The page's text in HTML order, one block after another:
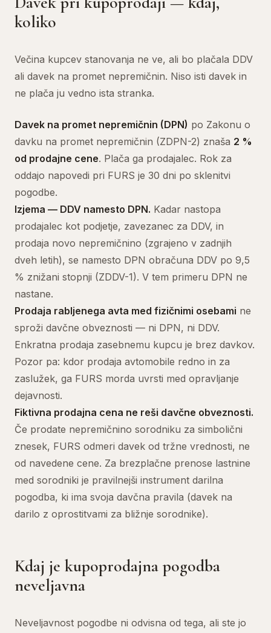
koliko
Večina kupcev stanovanja ne ve, ali bo plačala DDV
ali davek na promet nepremičnin. Niso isti davek in
ne plača ju vedno ista stranka.
Davek na promet nepremičnin (DPN) po Zakonu o
davku na promet nepremičnin (ZDPN-2) znaša 2 %
od prodajne cene. Plača ga prodajalec. Rok za
oddajo napovedi pri FURS je 30 dni po sklenitvi
pogodbe.
Izjema — DDV namesto DPN. Kadar nastopa
prodajalec kot podjetje, zavezanec za DDV, in
prodaja novo nepremičnino (zgrajeno v zadnjih
dveh letih), se namesto DPN obračuna DDV po 9,5
% znižani stopnji (ZDDV-1). V tem primeru DPN ne
nastane.
Prodaja rabljenega avta med fizičnimi osebami ne
sproži davčne obveznosti — ni DPN, ni DDV.
Enkratna prodaja zasebnemu kupcu je brez davkov.
Pozor pa: kdor prodaja avtomobile redno in za
zaslužek, ga FURS morda uvrsti med opravljanje
dejavnosti.
Fiktivna prodajna cena ne reši davčne obveznosti.
Če prodate nepremičnino sorodniku za simbolični
znesek, FURS odmeri davek od tržne vrednosti, ne
od navedene cene. Za brezplačne prenose lastnine
med sorodniki je pravilnejši instrument darilna
pogodba, ki ima svoja davčna pravila (davek na
darilo z oprostitvami za bližnje sorodnike).
Kdaj je kupoprodajna pogodba
neveljavna
Neveljavnost pogodbe ni odvisna od tega, ali ste jo